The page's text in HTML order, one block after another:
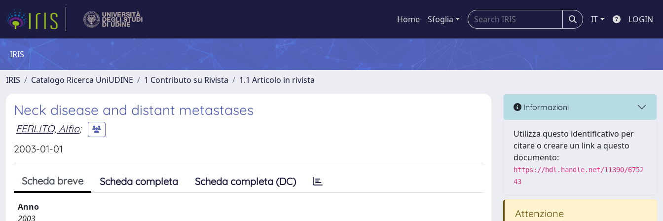
Home Sfoglia IT LOGIN
IRIS
IRIS Catalogo Ricerca UniUDINE 1 Contributo su Rivista 1.1 Articolo in rivista
Neck disease and distant metastases
FERLITO, Alfio;
2003-01-01
Scheda breve Scheda completa Scheda completa (DC)
Anno
2003
Informazioni
Utilizza questo identificativo per
citare o creare un link a questo
documento:
https://hdl.handle.net/11390/6752
43
Attenzione